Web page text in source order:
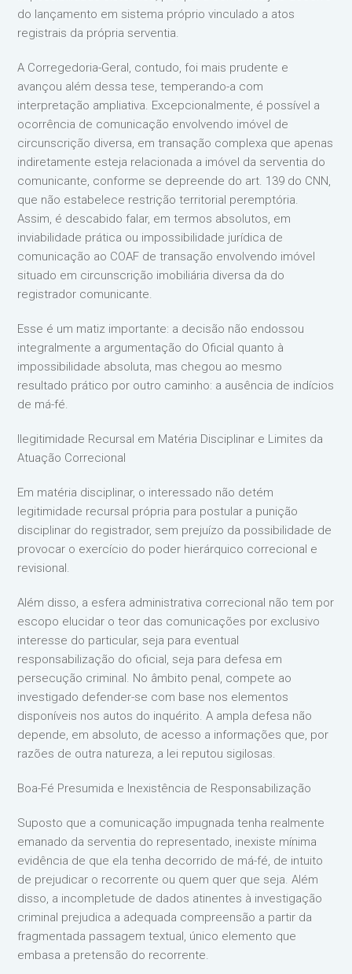
do lançamento em sistema próprio vinculado a atos
registrais da própria serventia.
A Corregedoria-Geral, contudo, foi mais prudente e
avançou além dessa tese, temperando-a com
interpretação ampliativa. Excepcionalmente, é possível a
ocorrência de comunicação envolvendo imóvel de
circunscrição diversa, em transação complexa que apenas
indiretamente esteja relacionada a imóvel da serventia do
comunicante, conforme se depreende do art. 139 do CNN,
que não estabelece restrição territorial peremptória.
Assim, é descabido falar, em termos absolutos, em
inviabilidade prática ou impossibilidade jurídica de
comunicação ao COAF de transação envolvendo imóvel
situado em circunscrição imobiliária diversa da do
registrador comunicante.
Esse é um matiz importante: a decisão não endossou
integralmente a argumentação do Oficial quanto à
impossibilidade absoluta, mas chegou ao mesmo
resultado prático por outro caminho: a ausência de indícios
de má-fé.
Ilegitimidade Recursal em Matéria Disciplinar e Limites da
Atuação Correcional
Em matéria disciplinar, o interessado não detém
legitimidade recursal própria para postular a punição
disciplinar do registrador, sem prejuízo da possibilidade de
provocar o exercício do poder hierárquico correcional e
revisional.
Além disso, a esfera administrativa correcional não tem por
escopo elucidar o teor das comunicações por exclusivo
interesse do particular, seja para eventual
responsabilização do oficial, seja para defesa em
persecução criminal. No âmbito penal, compete ao
investigado defender-se com base nos elementos
disponíveis nos autos do inquérito. A ampla defesa não
depende, em absoluto, de acesso a informações que, por
razões de outra natureza, a lei reputou sigilosas.
Boa-Fé Presumida e Inexistência de Responsabilização
Suposto que a comunicação impugnada tenha realmente
emanado da serventia do representado, inexiste mínima
evidência de que ela tenha decorrido de má-fé, de intuito
de prejudicar o recorrente ou quem quer que seja. Além
disso, a incompletude de dados atinentes à investigação
criminal prejudica a adequada compreensão a partir da
fragmentada passagem textual, único elemento que
embasa a pretensão do recorrente.